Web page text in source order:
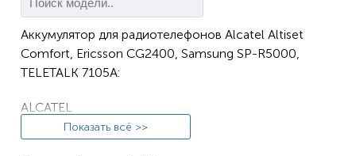
Аккумулятор для радиотелефонов Alcatel Altiset
Comfort, Ericsson CG2400, Samsung SP-R5000,
TELETALK 7105A:
ALCATEL
Altiset Easy
Показать всё >>